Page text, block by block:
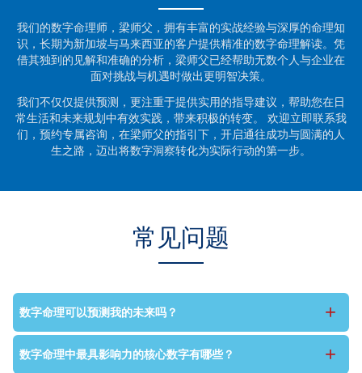
我们的数字命理师，梁师父，拥有丰富的实战经验与深厚的命理知
识，长期为新加坡与马来西亚的客户提供精准的数字命理解读。凭
借其独到的见解和准确的分析，梁师父已经帮助无数个人与企业在
面对挑战与机遇时做出更明智决策。
我们不仅仅提供预测，更注重于提供实用的指导建议，帮助您在日
常生活和未来规划中有效实践，带来积极的转变。 欢迎立即联系我
们，预约专属咨询，在梁师父的指引下，开启通往成功与圆满的人
生之路，迈出将数字洞察转化为实际行动的第一步。
常见问题
数字命理可以预测我的未来吗？ +
数字命理中最具影响力的核心数字有哪些？ +